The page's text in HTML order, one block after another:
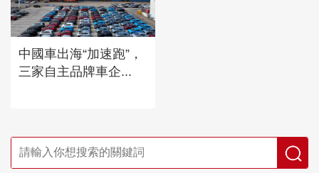
中國車出海“加速跑”，
三家自主品牌車企...